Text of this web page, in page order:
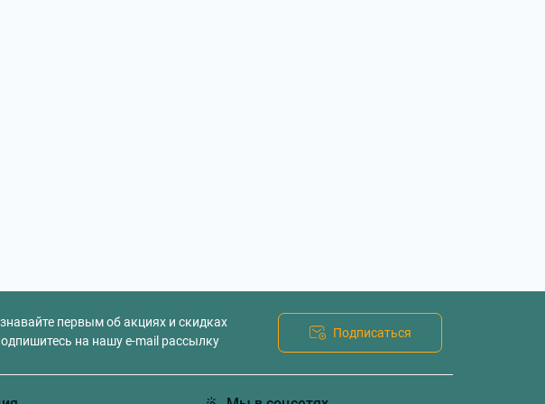
первым об акциях и скидках
на нашу e-mail рассылку
Подписаться